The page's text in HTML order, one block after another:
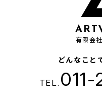
有限会
どんなこと
TEL.